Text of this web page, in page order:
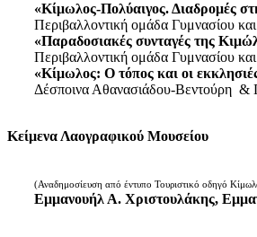
«Κίμωλος-Πολύαιγος. Διαδρομές
Περιβαλλοντική ομάδα Γυμνασίου
«Παραδοσιακές συνταγές της
Περιβαλλοντική ομάδα Γυμνασίου
«Κίμωλος: Ο τόπος και οι
Δέσποινα Αθανασιάδου-Βεντούρη &
Κείμενα Λαογραφικού Μουσείου
(Αναδημοσίευση από έντυπο Τουριστικό οδηγό
Εμμανουήλ Α. Χριστουλάκης,